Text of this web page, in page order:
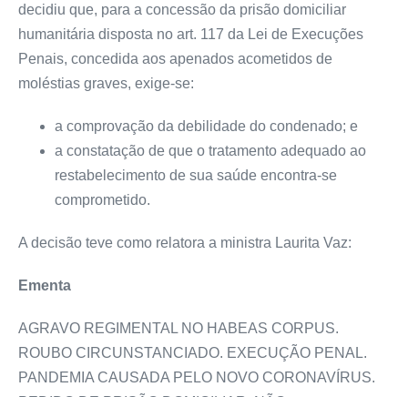
decidiu que, para a concessão da prisão domiciliar
humanitária disposta no art. 117 da Lei de Execuções
Penais, concedida aos apenados acometidos de
moléstias graves, exige-se:
a comprovação da debilidade do condenado; e
a constatação de que o tratamento adequado ao
restabelecimento de sua saúde encontra-se
comprometido.
A decisão teve como relatora a ministra Laurita Vaz:
Ementa
AGRAVO REGIMENTAL NO HABEAS CORPUS.
ROUBO CIRCUNSTANCIADO. EXECUÇÃO PENAL.
PANDEMIA CAUSADA PELO NOVO CORONAVÍRUS.